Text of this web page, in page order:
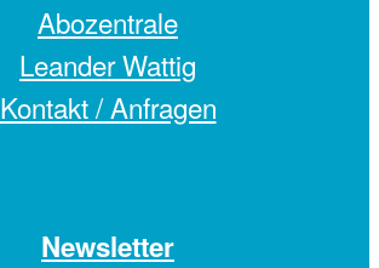
Abozentrale
Leander Wattig
Kontakt / Anfragen
Newsletter